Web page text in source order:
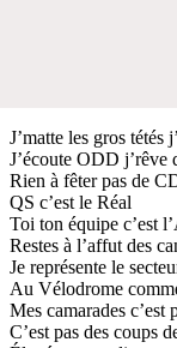
J’matte les gros tétés
J’écoute ODD j’rêve
Rien à fêter pas de
QS c’est le Réal
Toi ton équipe c’est
Restes à l’affut des
Je représente le
Au Vélodrome
Mes camarades c’est
C’est pas des coups